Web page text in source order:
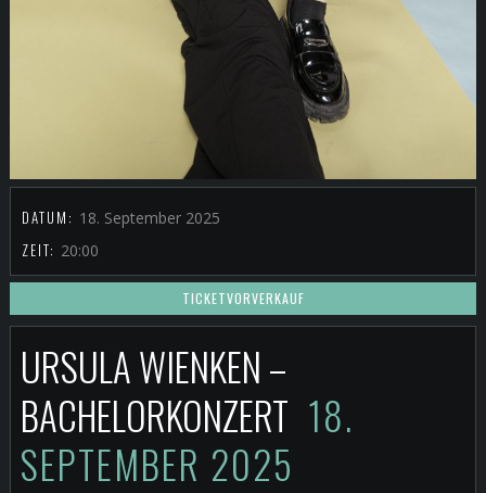
DATUM: 18. September 2025
ZEIT: 20:00
TICKETVORVERKAUF
URSULA WIENKEN –
BACHELORKONZERT 18.
SEPTEMBER 2025